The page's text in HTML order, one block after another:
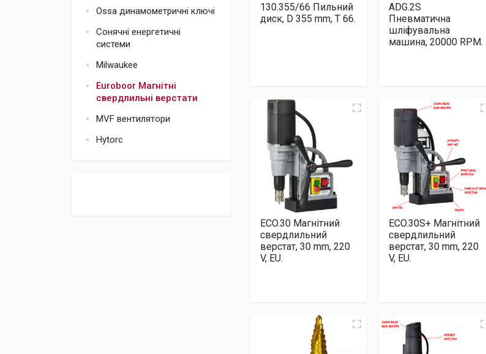
Ossa динамометричні ключі
Сонячні енергетичні
системи
Milwaukee
Euroboor Магнітні
свердлильні верстати
MVF вентилятори
Hytorc
130.355/66 Пильний
диск, D 355 mm, T 66.
ADG.2S
Пневматична
шліфувальна
машина, 20000 RPM.
ECO.30 Магнітний
свердлильний
верстат, 30 mm, 220
V, EU.
ECO.30S+ Магнітний
свердлильний
верстат, 30 mm, 220
V, EU.